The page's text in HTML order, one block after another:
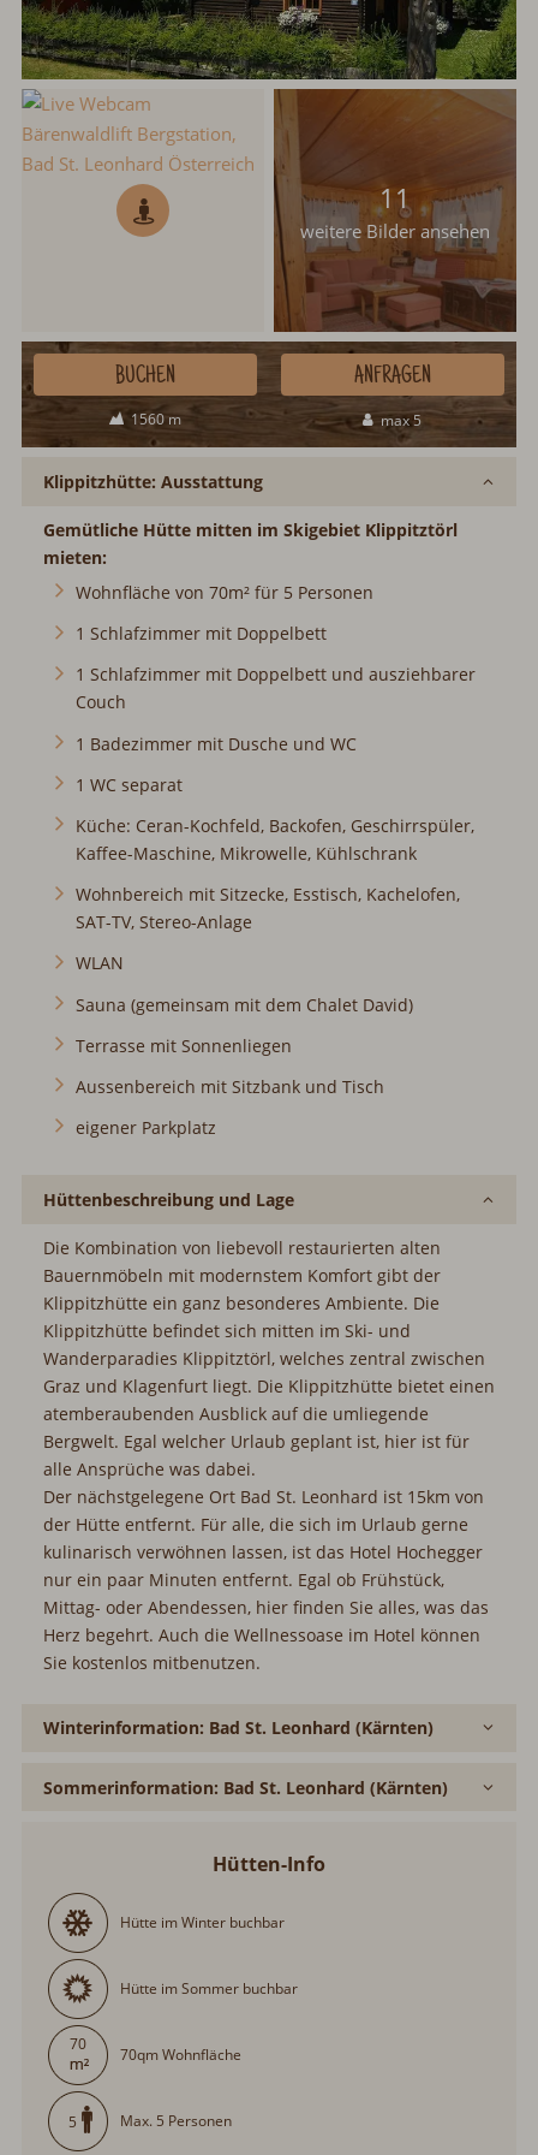
11
weitere Bilder ansehen
1560 m max 5
BUCHEN ANFRAGEN
Klippitzhütte: Ausstattung
Gemütliche Hütte mitten im Skigebiet Klippitztörl
mieten:
Wohnfläche von 70m² für 5 Personen
1 Schlafzimmer mit Doppelbett
1 Schlafzimmer mit Doppelbett und ausziehbarer
Couch
1 Badezimmer mit Dusche und WC
1 WC separat
Küche: Ceran-Kochfeld, Backofen, Geschirrspüler,
Kaffee-Maschine, Mikrowelle, Kühlschrank
Wohnbereich mit Sitzecke, Esstisch, Kachelofen,
SAT-TV, Stereo-Anlage
WLAN
Sauna (gemeinsam mit dem Chalet David)
Terrasse mit Sonnenliegen
Aussenbereich mit Sitzbank und Tisch
eigener Parkplatz
Hüttenbeschreibung und Lage
Die Kombination von liebevoll restaurierten alten
Bauernmöbeln mit modernstem Komfort gibt der
Klippitzhütte ein ganz besonderes Ambiente. Die
Klippitzhütte befindet sich mitten im Ski- und
Wanderparadies Klippitztörl, welches zentral zwischen
Graz und Klagenfurt liegt. Die Klippitzhütte bietet einen
atemberaubenden Ausblick auf die umliegende
Bergwelt. Egal welcher Urlaub geplant ist, hier ist für
alle Ansprüche was dabei.
Der nächstgelegene Ort Bad St. Leonhard ist 15km von
der Hütte entfernt. Für alle, die sich im Urlaub gerne
kulinarisch verwöhnen lassen, ist das Hotel Hochegger
nur ein paar Minuten entfernt. Egal ob Frühstück,
Mittag- oder Abendessen, hier finden Sie alles, was das
Herz begehrt. Auch die Wellnessoase im Hotel können
Sie kostenlos mitbenutzen.
Winterinformation: Bad St. Leonhard (Kärnten)
Sommerinformation: Bad St. Leonhard (Kärnten)
Hütten-Info
Hütte im Winter buchbar
Hütte im Sommer buchbar
70
70qm Wohnfläche
5 Max. 5 Personen